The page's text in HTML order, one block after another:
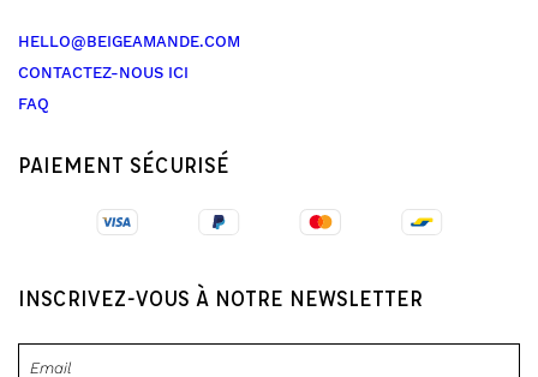
HELLO@BEIGEAMANDE.COM
CONTACTEZ-NOUS ICI
FAQ
PAIEMENT SÉCURISÉ
INSCRIVEZ-VOUS À NOTRE NEWSLETTER